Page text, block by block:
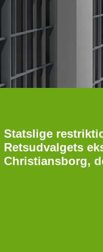
Statslige
Retsudvalgets
Christiansborg,